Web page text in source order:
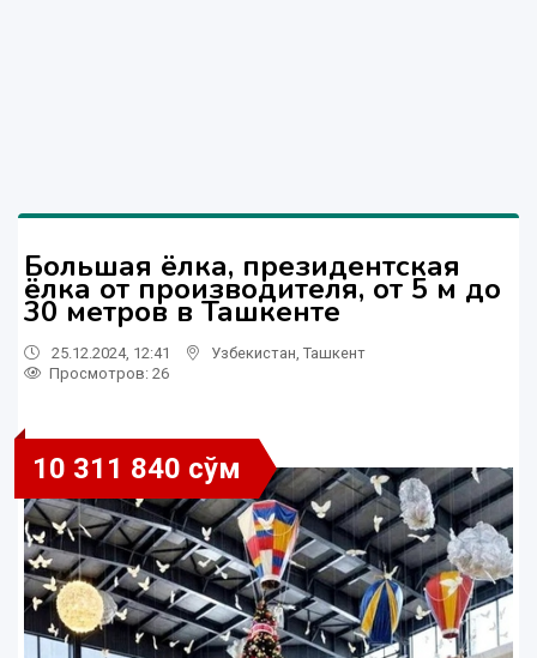
Большая ёлка, президентская
ёлка от производителя, от 5 м до
30 метров в Ташкенте
25.12.2024, 12:41 Узбекистан Ташкент
Просмотров: 26
10 311 840 сўм